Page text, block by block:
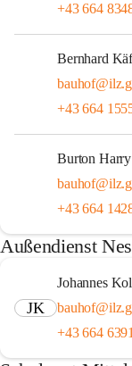
+43 664
Bernhard
+43 664
Burton Harry
+43 664
Außendienst
JK
Johannes
+43 664